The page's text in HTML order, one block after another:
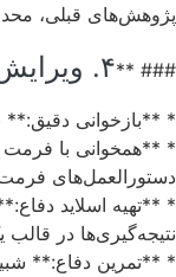
پژوهش‌های قبلی،
### **۴. ویرایش و آمادگی برای دفاع
* **بازخوانی
* **همخوانی با فرمت
دستورالعمل‌های
* **تهیه اسلاید
نتیجه‌گیری‌ها در قالب
* **تمرین دفاع:**